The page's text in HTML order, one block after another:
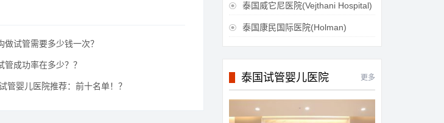
做试管需要多少钱一次？
管成功率在多少？？
管婴儿医院推荐：前十名单！？
 泰国威它尼医院(Vejthani Hospital)
 泰国康民国际医院(Holman)
泰国试管婴儿医院 更多